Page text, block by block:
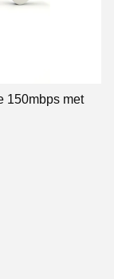
150mbps met